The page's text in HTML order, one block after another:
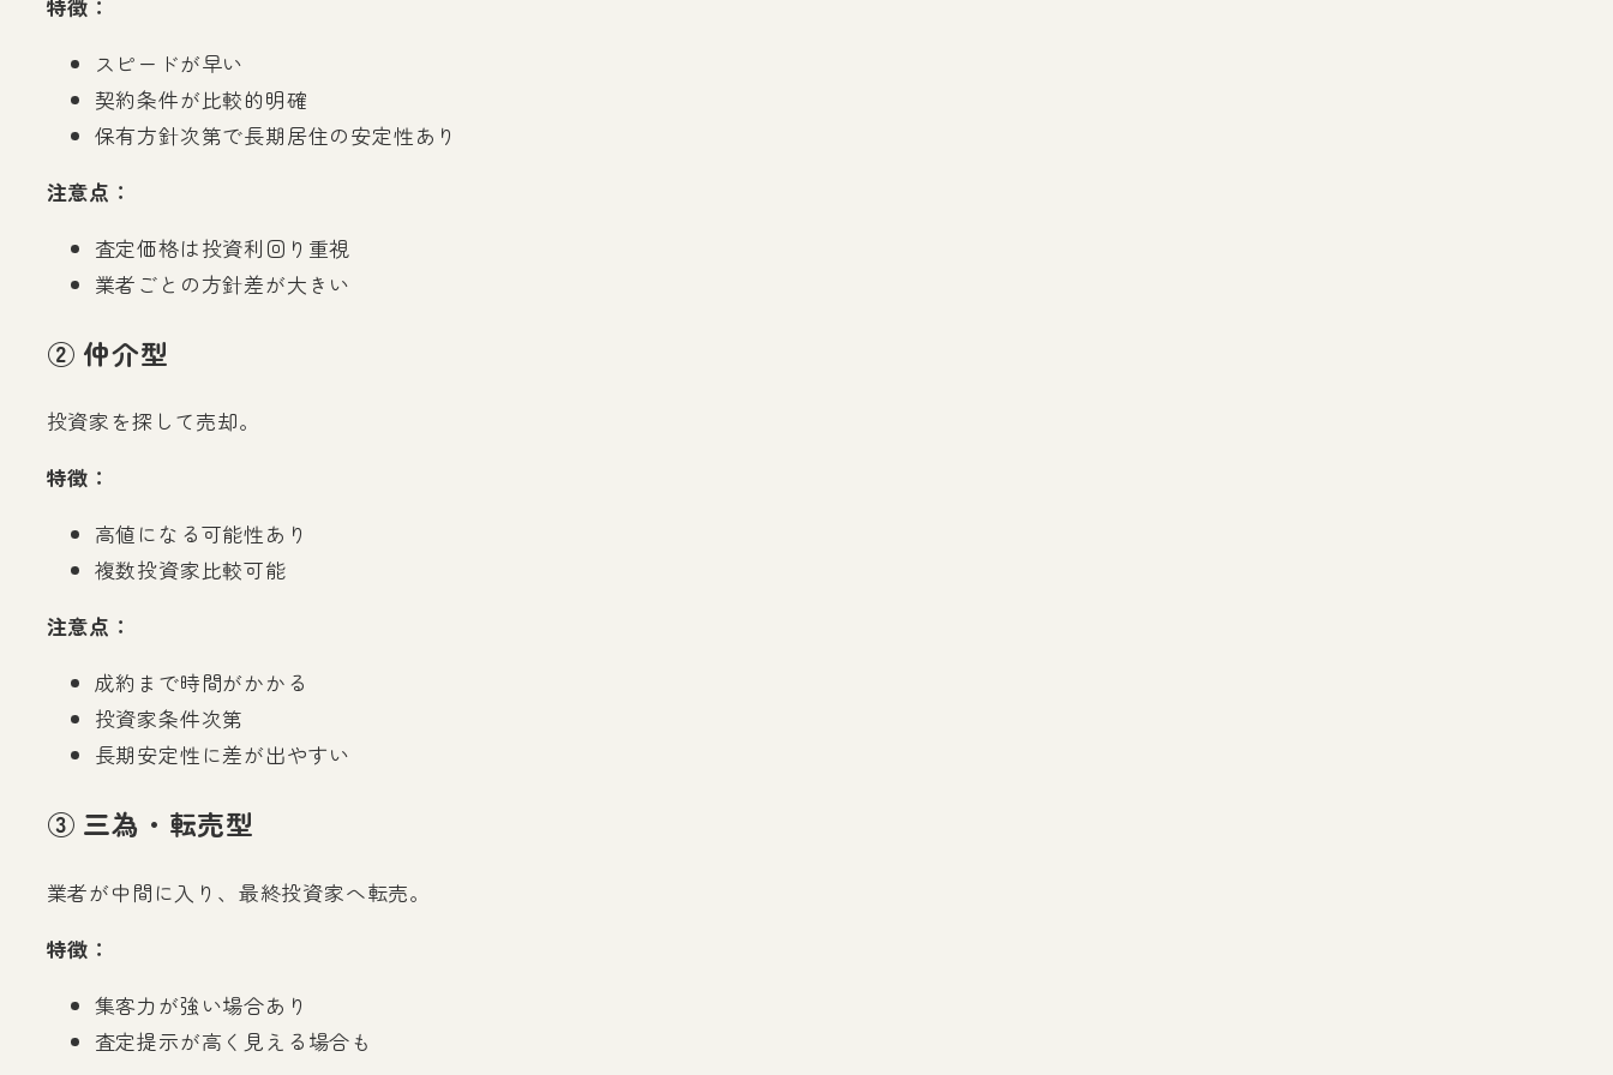
特徴：
スピードが早い
契約条件が比較的明確
保有方針次第で長期居住の安定性あり
注意点：
査定価格は投資利回り重視
業者ごとの方針差が大きい
② 仲介型
投資家を探して売却。
特徴：
高値になる可能性あり
複数投資家比較可能
注意点：
成約まで時間がかかる
投資家条件次第
長期安定性に差が出やすい
③ 三為・転売型
業者が中間に入り、最終投資家へ転売。
特徴：
集客力が強い場合あり
査定提示が高く見える場合も